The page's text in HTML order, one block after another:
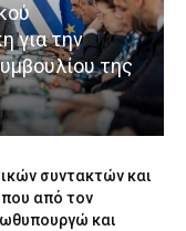
για την
της
συντακτών και
από τον
και